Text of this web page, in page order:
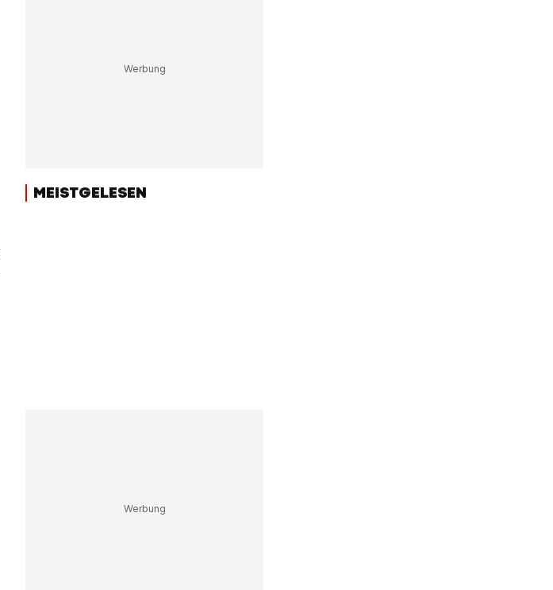
MEISTGELESEN